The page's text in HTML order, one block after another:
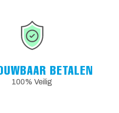
BETALEN
100% Veilig